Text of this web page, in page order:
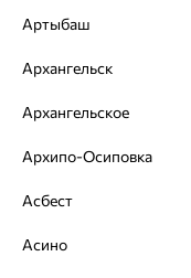
Артыбаш
Архангельск
Архангельское
Архипо-Осиповка
Асбест
Асино